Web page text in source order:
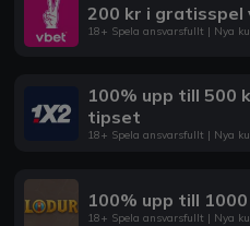
200 kr i gratisspel
18+ Spela ansvarsfullt | Nya
100% upp till 500
tipset
18+ Spela ansvarsfullt | Nya
100% upp till
18+ Spela ansvarsfullt | Nya